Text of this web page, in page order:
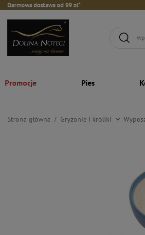
Darmowa dostawa od 99 zł*
Promocje Pies
Strona główna Gryzonie i króliki